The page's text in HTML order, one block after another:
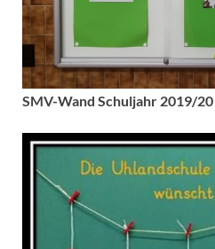
SMV-Wand Schuljahr 2019/20